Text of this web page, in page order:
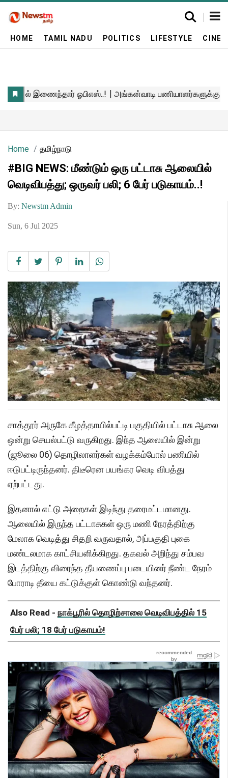
HOME TAMIL NADU POLITICS LIFESTYLE
Home தமிழ்நாடு
#BIG NEWS: மீண்டும் ஒரு பட்டாசு ஆலையில்
வெடிவிபத்து; ஒருவர் பலி; 6 பேர் படுகாயம்..!
By: Newstm Admin
Sun, 6 Jul 2025
சாத்தூர் அருகே கீழத்தாயில்பட்டி பகுதியில் பட்டாசு ஆலை
ஒன்று செயல்பட்டு வருகிறது. இந்த ஆலையில் இன்று
(ஜூலை 06) தொழிலாளர்கள் வழக்கம்போல் பணியில்
ஈடுபட்டிருந்தனர். திடீரென பயங்கர வெடி விபத்து
ஏற்பட்டது.
இதனால் எட்டு அறைகள் இடிந்து தரைமட்டமானது.
ஆலையில் இருந்த பட்டாசுகள் ஒரு மணி நேரத்திற்கு
மேலாக வெடித்து சிதறி வருவதால், அப்பகுதி புகை
மண்டலமாக காட்சியளிக்கிறது. தகவல் அறிந்து சம்பவ
இடத்திற்கு விரைந்த தீயணைப்பு படையினர் நீண்ட நேரம்
போராடி தீயை கட்டுக்குள் கொண்டு வந்தனர்.
Also Read - நாக்பூரில் தொழிற்சாலை வெடிவிபத்தில் 15
பேர் பலி; 18 பேர் படுகாயம்!